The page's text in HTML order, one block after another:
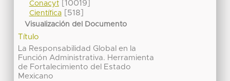
Conacyt[10019]
Científica[518]
Visualización del Documento
Título
La Responsabilidad Global en la
Función Administrativa. Herramienta
de Fortalecimiento del Estado
Mexicano